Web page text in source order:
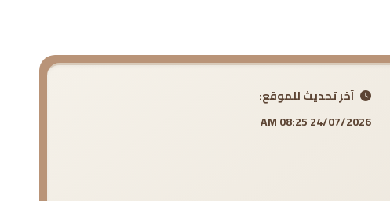
آخر تحديث للموقع:
24/07/2026 08:25 AM